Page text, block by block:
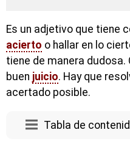
Es un adjetivo que tiene
acierto o hallar en lo
tiene de manera dudosa.
buen juicio. Hay que
acertado posible.
Tabla de